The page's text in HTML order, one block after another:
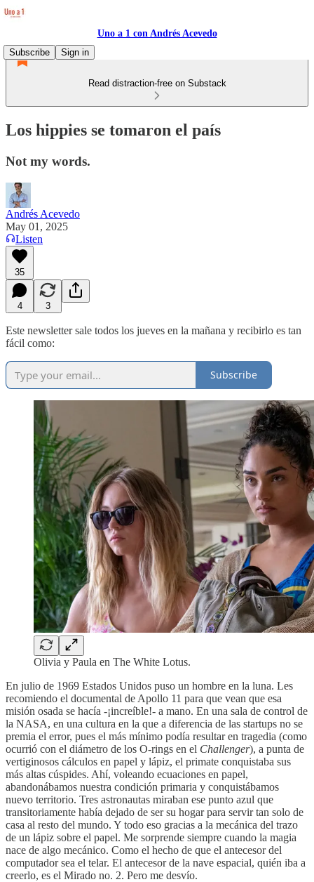
Uno a 1 con Andrés Acevedo
Subscribe
Sign in
Read distraction-free on Substack
Los hippies se tomaron el país
Not my words.
Andrés Acevedo
May 01, 2025
Listen
35
4 3
Este newsletter sale todos los jueves en la mañana y recibirlo es tan
fácil como:
Subscribe
Olivia y Paula en The White Lotus.
En julio de 1969 Estados Unidos puso un hombre en la luna. Les
recomiendo el documental de Apollo 11 para que vean que esa
misión osada se hacía -¡increíble!- a mano. En una sala de control de
la NASA, en una cultura en la que a diferencia de las startups no se
premia el error, pues el más mínimo podía resultar en tragedia (como
ocurrió con el diámetro de los O-rings en el Challenger), a punta de
vertiginosos cálculos en papel y lápiz, el primate conquistaba sus
más altas cúspides. Ahí, voleando ecuaciones en papel,
abandonábamos nuestra condición primaria y conquistábamos
nuevo territorio. Tres astronautas miraban ese punto azul que
transitoriamente había dejado de ser su hogar para servir tan solo de
casa al resto del mundo. Y todo eso gracias a la mecánica del trazo
de un lápiz sobre el papel. Me sorprende siempre cuando la magia
nace de algo mecánico. Como el hecho de que el antecesor del
computador sea el telar. El antecesor de la nave espacial, quién iba a
creerlo, es el Mirado no. 2. Pero me desvío.